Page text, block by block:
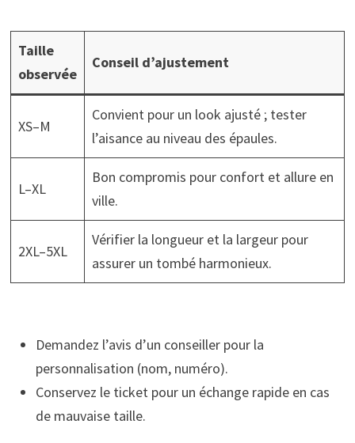
Taille
observée
Conseil d’ajustement
XS–M
Convient pour un look ajusté ; tester
l’aisance au niveau des épaules.
L–XL
Bon compromis pour confort et allure en
ville.
2XL–5XL
Vérifier la longueur et la largeur pour
assurer un tombé harmonieux.
Demandez l’avis d’un conseiller pour la
personnalisation (nom, numéro).
Conservez le ticket pour un échange rapide en cas
de mauvaise taille.